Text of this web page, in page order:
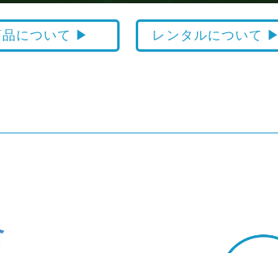
品について ▶ レンタルについて ▶